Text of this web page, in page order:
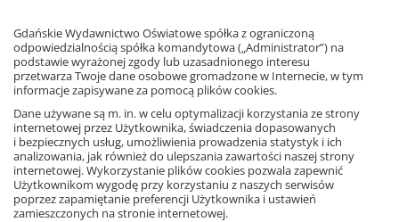
Gdańskie Wydawnictwo Oświatowe spółka z ograniczoną
odpowiedzialnością spółka komandytowa („Administrator”) na
podstawie wyrażonej zgody lub uzasadnionego interesu
przetwarza Twoje dane osobowe gromadzone w Internecie, w tym
informacje zapisywane za pomocą plików cookies.
Dane używane są m. in. w celu optymalizacji korzystania ze strony
internetowej przez Użytkownika, świadczenia dopasowanych
i bezpiecznych usług, umożliwienia prowadzenia statystyk i ich
analizowania, jak również do ulepszania zawartości naszej strony
internetowej. Wykorzystanie plików cookies pozwala zapewnić
Użytkownikom wygodę przy korzystaniu z naszych serwisów
poprzez zapamiętanie preferencji Użytkownika i ustawień
zamieszczonych na stronie internetowej.